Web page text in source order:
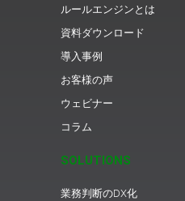
ルールエンジンとは
資料ダウンロード
導入事例
お客様の声
ウェビナー
コラム
SOLUTIONS
業務判断のDX化